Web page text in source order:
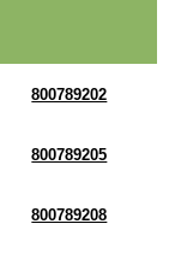
800789202
800789205
800789208